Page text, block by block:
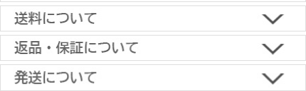
アームタイプ（上下左右角度調節）大型（およそ50-65
型）
アームタイプ（上下左右角度調節）超大型（およそ65型以
上）
■下記よりお選びいただけます。
クレジットカード決済、代金引換、楽天ペイ、郵便振替、銀行振
込、スコア後払い、コンビニ決済、PayPayオンライン決済
【返品・キャンセルについて】
原則として返品は受け付けておりません。